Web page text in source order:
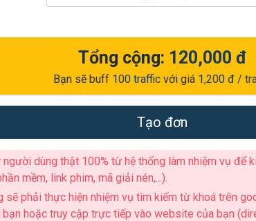
Tổng cộng: 120,000 đ
Bạn sẽ buff 100trafficvới giá 1,200 đ/
Tạo đơn
người dùng thật 100% từ hệ thống làm nhiệm vụ để
mềm, link phim, mã giải nén,...).
sẽ phải thực hiện nhiệm vụ tìm kiếm từ khoá trên
hoặc truy cập trực tiếp vào website của bạn